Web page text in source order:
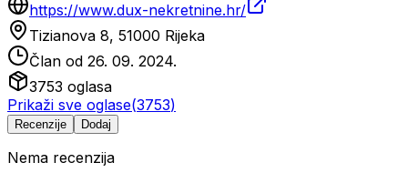
https://www.dux-nekretnine.hr/
Tizianova 8, 51000 Rijeka
Član od 26. 09. 2024.
3753 oglasa
Prikaži sve oglase(3753)
Recenzije Dodaj
Nema recenzija